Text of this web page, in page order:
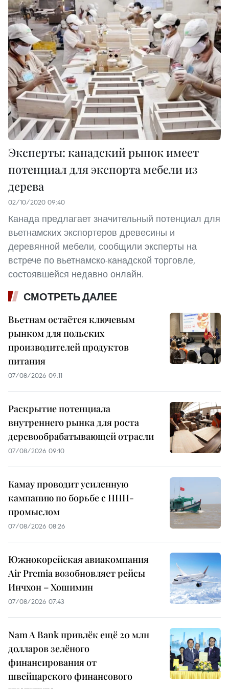
Эксперты: канадский рынок имеет
потенциал для экспорта мебели из
дерева
02/10/2020 09:40
Канада предлагает значительный потенциал для
вьетнамских экспортеров древесины и
деревянной мебели, сообщили эксперты на
встрече по вьетнамско-канадской торговле,
состоявшейся недавно онлайн.
СМОТРЕТЬ ДАЛЕЕ
Вьетнам остаётся ключевым
рынком для польских
производителей продуктов
питания
07/08/2026 09:11
Раскрытие потенциала
внутреннего рынка для роста
деревообрабатывающей отрасли
07/08/2026 09:10
Камау проводит усиленную
кампанию по борьбе с ННН-
промыслом
07/08/2026 08:26
Южнокорейская авиакомпания
Air Premia возобновляет рейсы
Инчхон – Хошимин
07/08/2026 07:43
Nam A Bank привлёк ещё 20 млн
долларов зелёного
финансирования от
швейцарского финансового